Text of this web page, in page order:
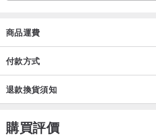
‧ 手繪聖誕花(樹脂材質)
‧ 聖誕花尺寸約2.5cm x 2.5cm
‧ 鏈子是鍍925純銀材質,約長5.5吋
‧ 胸針為保色合金材質(設安全扣鎖)
商品運費
付款方式
退款換貨須知
購買評價